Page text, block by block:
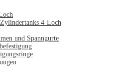
4-Loch
und Spanngurte